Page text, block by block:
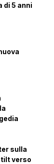
di 5 anni
sulla
verso